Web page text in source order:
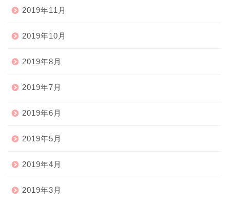
2019年11月
2019年10月
2019年8月
2019年7月
2019年6月
2019年5月
2019年4月
2019年3月